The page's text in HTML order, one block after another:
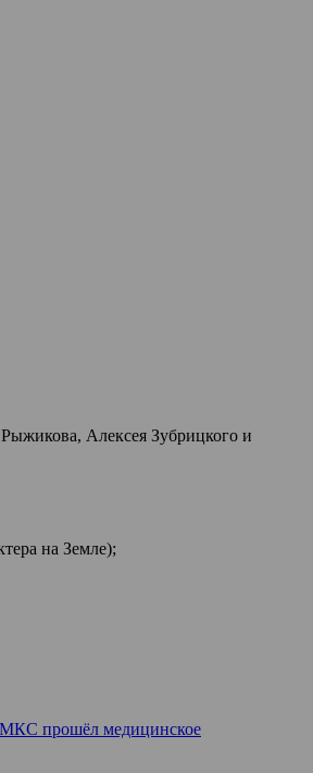
Алексея Зубрицкого и
на Земле);
прошёл медицинское